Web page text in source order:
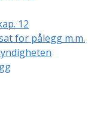
12
for pålegg m.m.